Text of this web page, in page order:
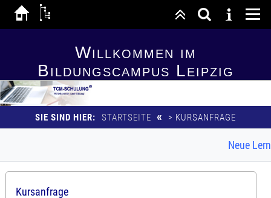
Willkommen im
Bildungscampus Leipzig
SIE SIND HIER: STARTSEITE « > KURSANFRAGE
Neue
Kursanfrage